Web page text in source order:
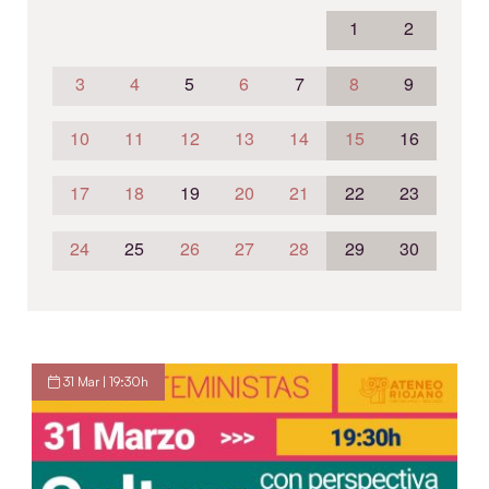
1 2
3 4 5 6 7 8 9
10 11 12 13 14 15 16
17 18 19 20 21 22 23
24 25 26 27 28 29 30
31 Mar | 19:30h